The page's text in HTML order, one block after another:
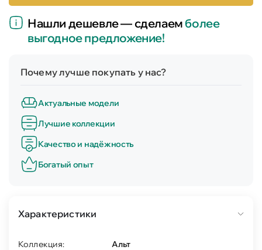
Нашли дешевле — сделаемболее
выгодное предложение!
Почему лучше покупать у нас?
Актуальные модели
Лучшие коллекции
Качество и надёжность
Богатый опыт
Характеристики
Коллекция:
Альт